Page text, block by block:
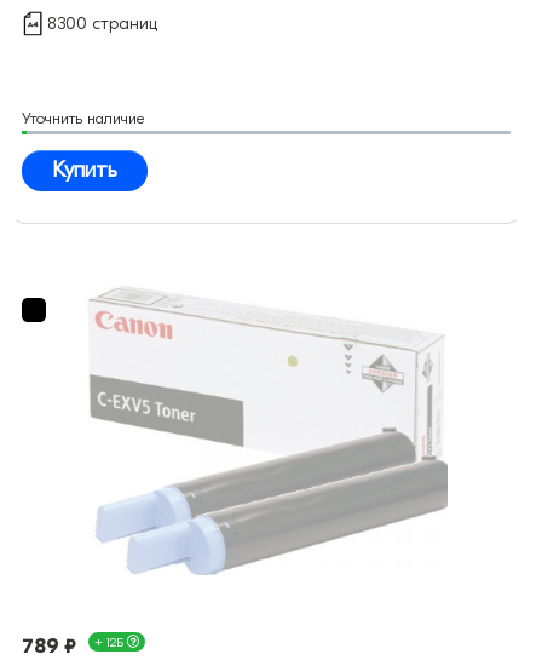
8300 страниц
Уточнить наличие
Купить
789 ₽ + 12Б